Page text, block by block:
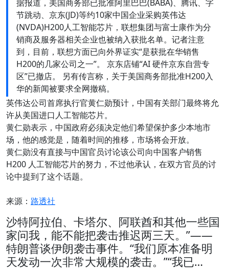
据报道，美国商务部已批准阿里巴巴(BABA)、腾讯、字
节跳动、京东(JD)等约10家中国企业采购英伟达
(NVDA)H200人工智能芯片，联想集团与富士康作为分
销商及服务器相关企业也被纳入获批名单。记者注意
到，目前，联想方面已向外界证实“是获批在华销售
H200的几家公司之一”。 京东店铺“AI 硬件京东自营专
区”已撤店。 另有传言称，关于美国商务部批准H200入
华的新闻被要求全网撤稿。
英伟达公司首席执行官黄仁勋预计，中国有关部门最终将允
许从美国进口人工智能芯片。
黄仁勋表示，中国政府必须决定他们希望保护多少本地市
场，他的感觉是，随着时间的推移，市场将会开放。
黄仁勋没有直接与中国官员讨论该公司向中国客户销售
H200 人工智能芯片的努力，不过他承认，在双方官员的讨
论中提到了这个话题。
来源： 路透社
沙特阿拉伯、卡塔尔、阿联酋和其他一些国
家问我，能不能把袭击推迟两三天。”——
特朗普谈伊朗袭击事件。“我们原本准备明
天发动一次非常大规模的袭击。”“我已…